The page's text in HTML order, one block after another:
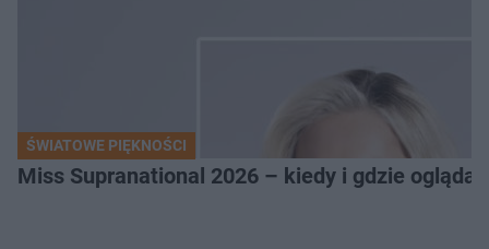
ŚWIATOWE PIĘKNOŚCI
Miss Supranational 2026 – kiedy i gdzie